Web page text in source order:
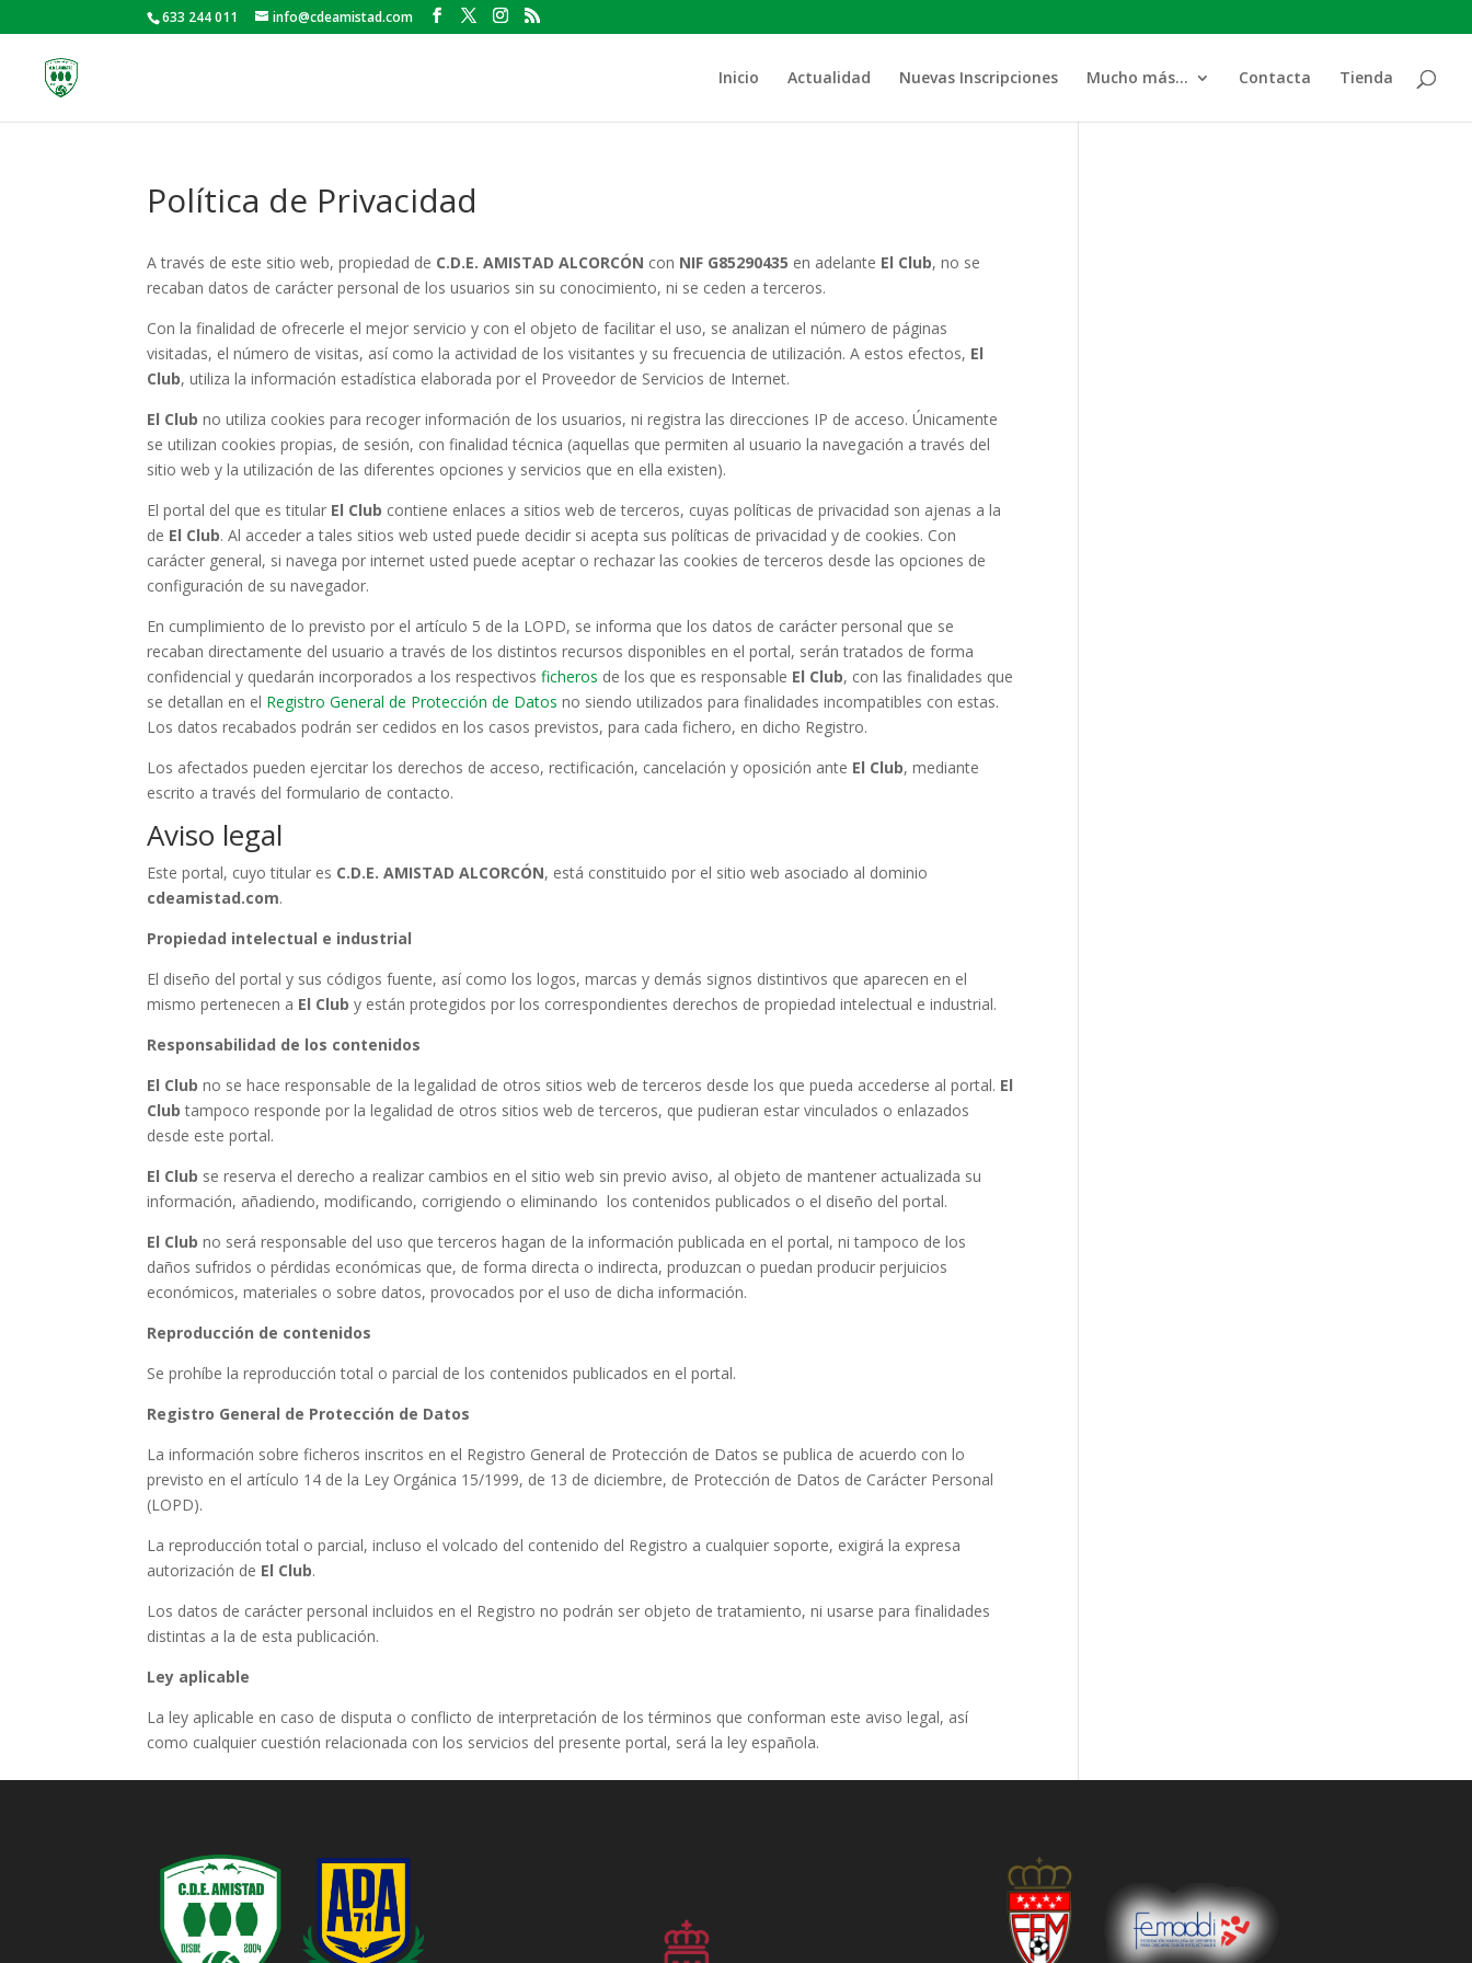
633 244 011 info@cdeamistad.com
Inicio Actualidad Nuevas Inscripciones Mucho más… Contacta Tienda
Política de Privacidad
A través de este sitio web, propiedad de C.D.E.AMISTAD ALCORCÓN con NIF G85290435 en adelante El Club, no se
recaban datos de carácter personal de los usuarios sin su conocimiento, ni se ceden a terceros.
Con la finalidad de ofrecerle el mejor servicio y con el objeto de facilitar el uso, se analizan el número de páginas
visitadas, el número de visitas, así como la actividad de los visitantes y su frecuencia de utilización. A estos efectos, El
Club, utiliza la información estadística elaborada por el Proveedor de Servicios de Internet.
El Club no utiliza cookies para recoger información de los usuarios, ni registra las direcciones IP de acceso. Únicamente
se utilizan cookies propias, de sesión, con finalidad técnica (aquellas que permiten al usuario la navegación a través del
sitio web y la utilización de las diferentes opciones y servicios que en ella existen).
El portal del que es titular El Club contiene enlaces a sitios web de terceros, cuyas políticas de privacidad son ajenas a la
de El Club. Al acceder a tales sitios web usted puede decidir si acepta sus políticas de privacidad y de cookies. Con
carácter general, si navega por internet usted puede aceptar o rechazar las cookies de terceros desde las opciones de
configuración de su navegador.
En cumplimiento de lo previsto por el artículo 5 de la LOPD, se informa que los datos de carácter personal que se
recaban directamente del usuario a través de los distintos recursos disponibles en el portal, serán tratados de forma
confidencial y quedarán incorporados a los respectivosficheros de los que es responsable El Club, con las finalidades que
se detallan en el Registro General de Protección de Datos no siendo utilizados para finalidades incompatibles con estas.
Los datos recabados podrán ser cedidos en los casos previstos, para cada fichero, en dicho Registro.
Los afectados pueden ejercitar los derechos de acceso, rectificación, cancelación y oposición ante El Club, mediante
escrito a través del formulario de contacto.
Aviso legal
Este portal, cuyo titular es C.D.E.AMISTAD ALCORCÓN, está constituido por el sitio web asociado al dominio
cdeamistad.com.
Propiedad intelectual e industrial
El diseño del portal y sus códigos fuente, así como los logos, marcas y demás signos distintivos que aparecen en el
mismo pertenecen a El Club y están protegidos por los correspondientes derechos de propiedad intelectual e industrial.
Responsabilidad de los contenidos
El Club no se hace responsable de la legalidad de otros sitios web de terceros desde los que pueda accederse al portal. El
Club tampoco responde por la legalidad de otros sitios web de terceros, que pudieran estar vinculados o enlazados
desde este portal.
El Club se reserva el derecho a realizar cambios en el sitio web sin previo aviso, al objeto de mantener actualizada su
información, añadiendo, modificando, corrigiendo o eliminando los contenidos publicados o el diseño del portal.
El Club no será responsable del uso que terceros hagan de la información publicada en el portal, ni tampoco de los
daños sufridos o pérdidas económicas que, de forma directa o indirecta, produzcan o puedan producir perjuicios
económicos, materiales o sobre datos, provocados por el uso de dicha información.
Reproducción de contenidos
Se prohíbe la reproducción total o parcial de los contenidos publicados en el portal.
Registro General de Protección de Datos
La información sobre ficheros inscritos en el Registro General de Protección de Datos se publica de acuerdo con lo
previsto en el artículo 14 de la Ley Orgánica 15/1999, de 13 de diciembre, de Protección de Datos de Carácter Personal
(LOPD).
La reproducción total o parcial, incluso el volcado del contenido del Registro a cualquier soporte, exigirá la expresa
autorización de El Club.
Los datos de carácter personal incluidos en el Registro no podrán ser objeto de tratamiento, ni usarse para finalidades
distintas a la de esta publicación.
Ley aplicable
La ley aplicable en caso de disputa o conflicto de interpretación de los términos que conforman este aviso legal, así
como cualquier cuestión relacionada con los servicios del presente portal, será la ley española.